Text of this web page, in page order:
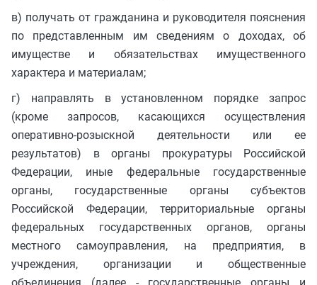
в) получать от гражданина и руководителя пояснения
по представленным им сведениям о доходах, об
имуществе и обязательствах имущественного
характера и материалам;
г) направлять в установленном порядке запрос
(кроме запросов, касающихся осуществления
оперативно-розыскной деятельности или ее
результатов) в органы прокуратуры Российской
Федерации, иные федеральные государственные
органы, государственные органы субъектов
Российской Федерации, территориальные органы
федеральных государственных органов, органы
местного самоуправления, на предприятия, в
учреждения, организации и общественные